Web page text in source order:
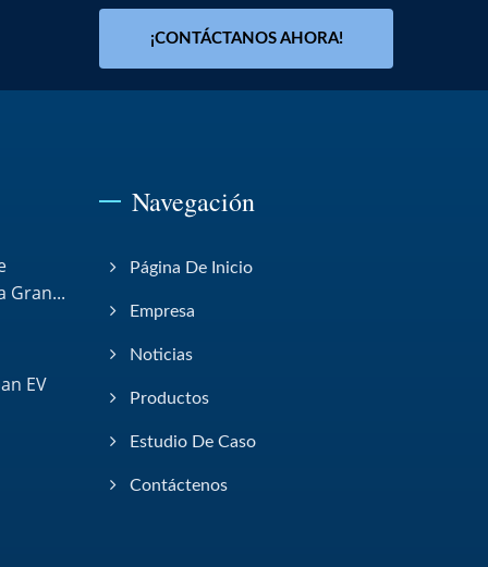
¡CONTÁCTANOS AHORA!
Gran...
EV
Navegación
Página De Inicio
Empresa
Noticias
Productos
Estudio De Caso
Contáctenos